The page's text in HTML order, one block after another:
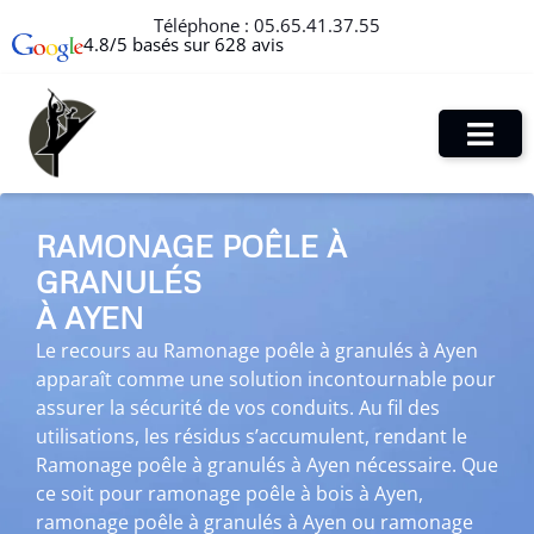
Téléphone : 05.65.41.37.55
4.8/5 basés sur 628 avis
RAMONAGE POÊLE À
GRANULÉS
À AYEN
Le recours au Ramonage poêle à granulés à Ayen
apparaît comme une solution incontournable pour
assurer la sécurité de vos conduits. Au fil des
utilisations, les résidus s’accumulent, rendant le
Ramonage poêle à granulés à Ayen nécessaire. Que
ce soit pour ramonage poêle à bois à Ayen,
ramonage poêle à granulés à Ayen ou ramonage